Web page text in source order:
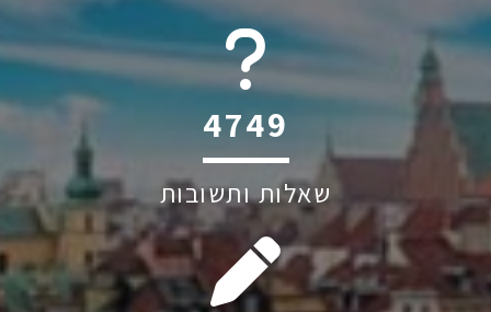
6045
שאלות ותשובות